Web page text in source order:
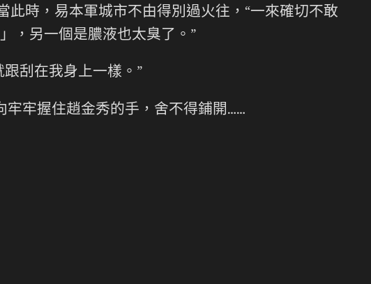
此時，易本軍城市不由得別過火往，“一來確切不敢
，另一個是膿液也太臭了。”
刮在我身上一樣。”
牢牢握住趙金秀的手，舍不得鋪開……